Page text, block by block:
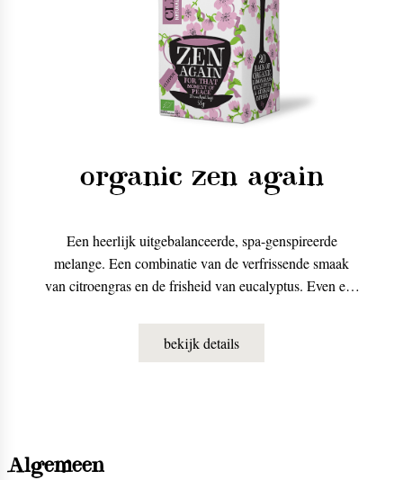
organic zen again
Een heerlijk uitgebalanceerde, spa-genspireerde
melange. Een combinatie van de verfrissende smaak
van citroengras en de frisheid van eucalyptus. Even een
bekijk details
Algemeen